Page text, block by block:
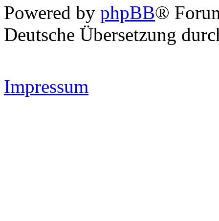
Powered by phpBB®
Deutsche Übersetzung
Impressum